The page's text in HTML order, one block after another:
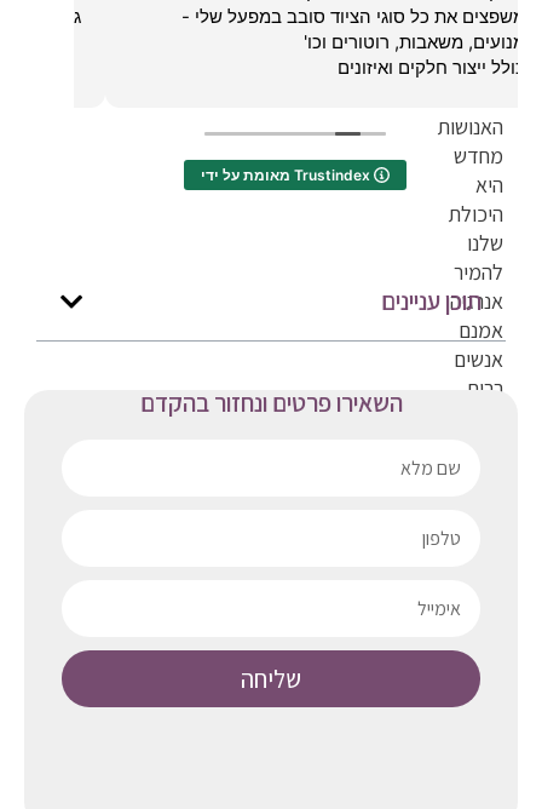
אחד
הדברים
שעיצב
האנושות
מחדש
היא
היכולת
שלנו
להמיר
אנרגיה.
אמנם
אנשים
רבים
"ליצור
שאנו
האדם
גמישים לפתרונות דחופים
מאומת על ידי Trustindex
תוכן עניינים
השאירו פרטים ונחזור בהקדם
שליחה